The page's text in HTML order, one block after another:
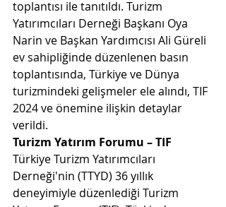
toplantısı ile tanıtıldı. Turizm
Yatırımcıları Derneği Başkanı Oya
Narin ve Başkan Yardımcısı Ali Güreli
ev sahipliğinde düzenlenen basın
toplantısında, Türkiye ve Dünya
turizmindeki gelişmeler ele alındı, TIF
2024 ve önemine ilişkin detaylar
verildi.
Turizm Yatırım Forumu – TIF
Türkiye Turizm Yatırımcıları
Derneği'nin (TTYD) 36 yıllık
deneyimiyle düzenlediği Turizm